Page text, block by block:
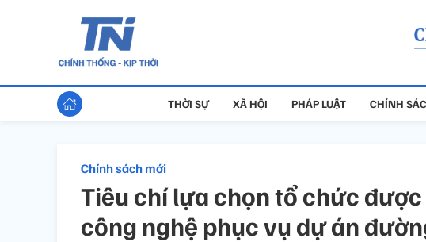
THỜI SỰ XÃ HỘI PHÁP LUẬT CHÍNH
Chính sách mới
Tiêu chí lựa chọn tổ chức
công nghệ phục vụ dự án